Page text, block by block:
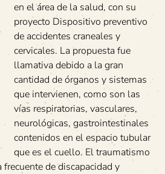
en el área de la salud, con su
proyecto Dispositivo preventivo
de accidentes craneales y
cervicales. La propuesta fue
llamativa debido a la gran
cantidad de órganos y sistemas
que intervienen, como son las
vías respiratorias, vasculares,
neurológicas, gastrointestinales
contenidos en el espacio tubular
que es el cuello. El traumatismo
de discapacidad y